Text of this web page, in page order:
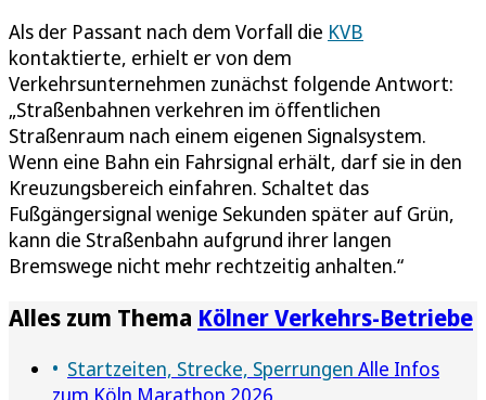
Als der Passant nach dem Vorfall die KVB
kontaktierte, erhielt er von dem
Verkehrsunternehmen zunächst folgende Antwort:
„Straßenbahnen verkehren im öffentlichen
Straßenraum nach einem eigenen Signalsystem.
Wenn eine Bahn ein Fahrsignal erhält, darf sie in den
Kreuzungsbereich einfahren. Schaltet das
Fußgängersignal wenige Sekunden später auf Grün,
kann die Straßenbahn aufgrund ihrer langen
Bremswege nicht mehr rechtzeitig anhalten.“
Alles zum Thema Kölner Verkehrs-Betriebe
Startzeiten, Strecke, Sperrungen Alle Infos
zum Köln Marathon 2026